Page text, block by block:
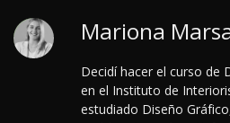
Mariona
Decidí hacer el curso de
en el Instituto de
estudiado Diseño